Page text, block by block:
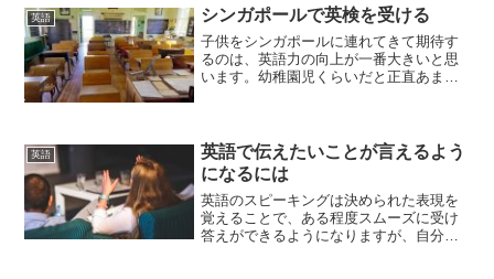
の英語力って絶対必要ですよね。そのな
かであま...
英語 シンガポールで英検を受ける
子供をシンガポールに連れてきて期待す
るのは、英語力の向上が一番大きいと思
います。幼稚園児くらいだと正直あまり
客観的に英語力をはか...
英語
英語で伝えたいことが言えるよう
になるには
英語のスピーキングは決められた表現を
覚えることで、ある程度スムーズに受け
答えができるようになりますが、自分か